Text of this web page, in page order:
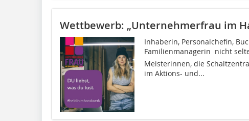
Wettbewerb: „Unternehmerfrau im
Inhaberin, Personalchefin,
Familienmanagerin  nicht
Meisterinnen, die
im Aktions- und...